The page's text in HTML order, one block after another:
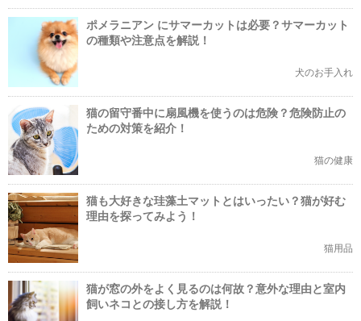
ポメラニアン にサマーカットは必要？サマーカット
の種類や注意点を解説！
犬のお手入れ
猫の留守番中に扇風機を使うのは危険？危険防止の
ための対策を紹介！
猫の健康
猫も大好きな珪藻土マットとはいったい？猫が好む
理由を探ってみよう！
猫用品
猫が窓の外をよく見るのは何故？意外な理由と室内
飼いネコとの接し方を解説！